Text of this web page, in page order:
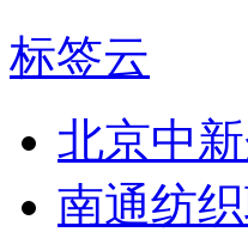
标签云
北京中
南通纺